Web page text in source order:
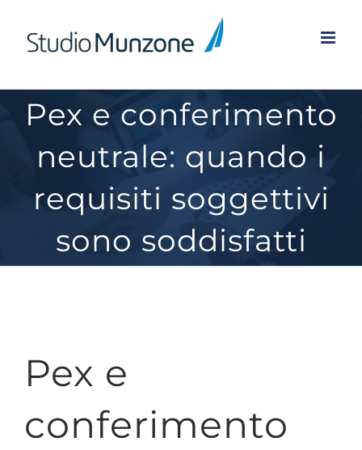
Pex e conferimento
neutrale: quando i
requisiti soggettivi
sono soddisfatti
Pex e
conferimento